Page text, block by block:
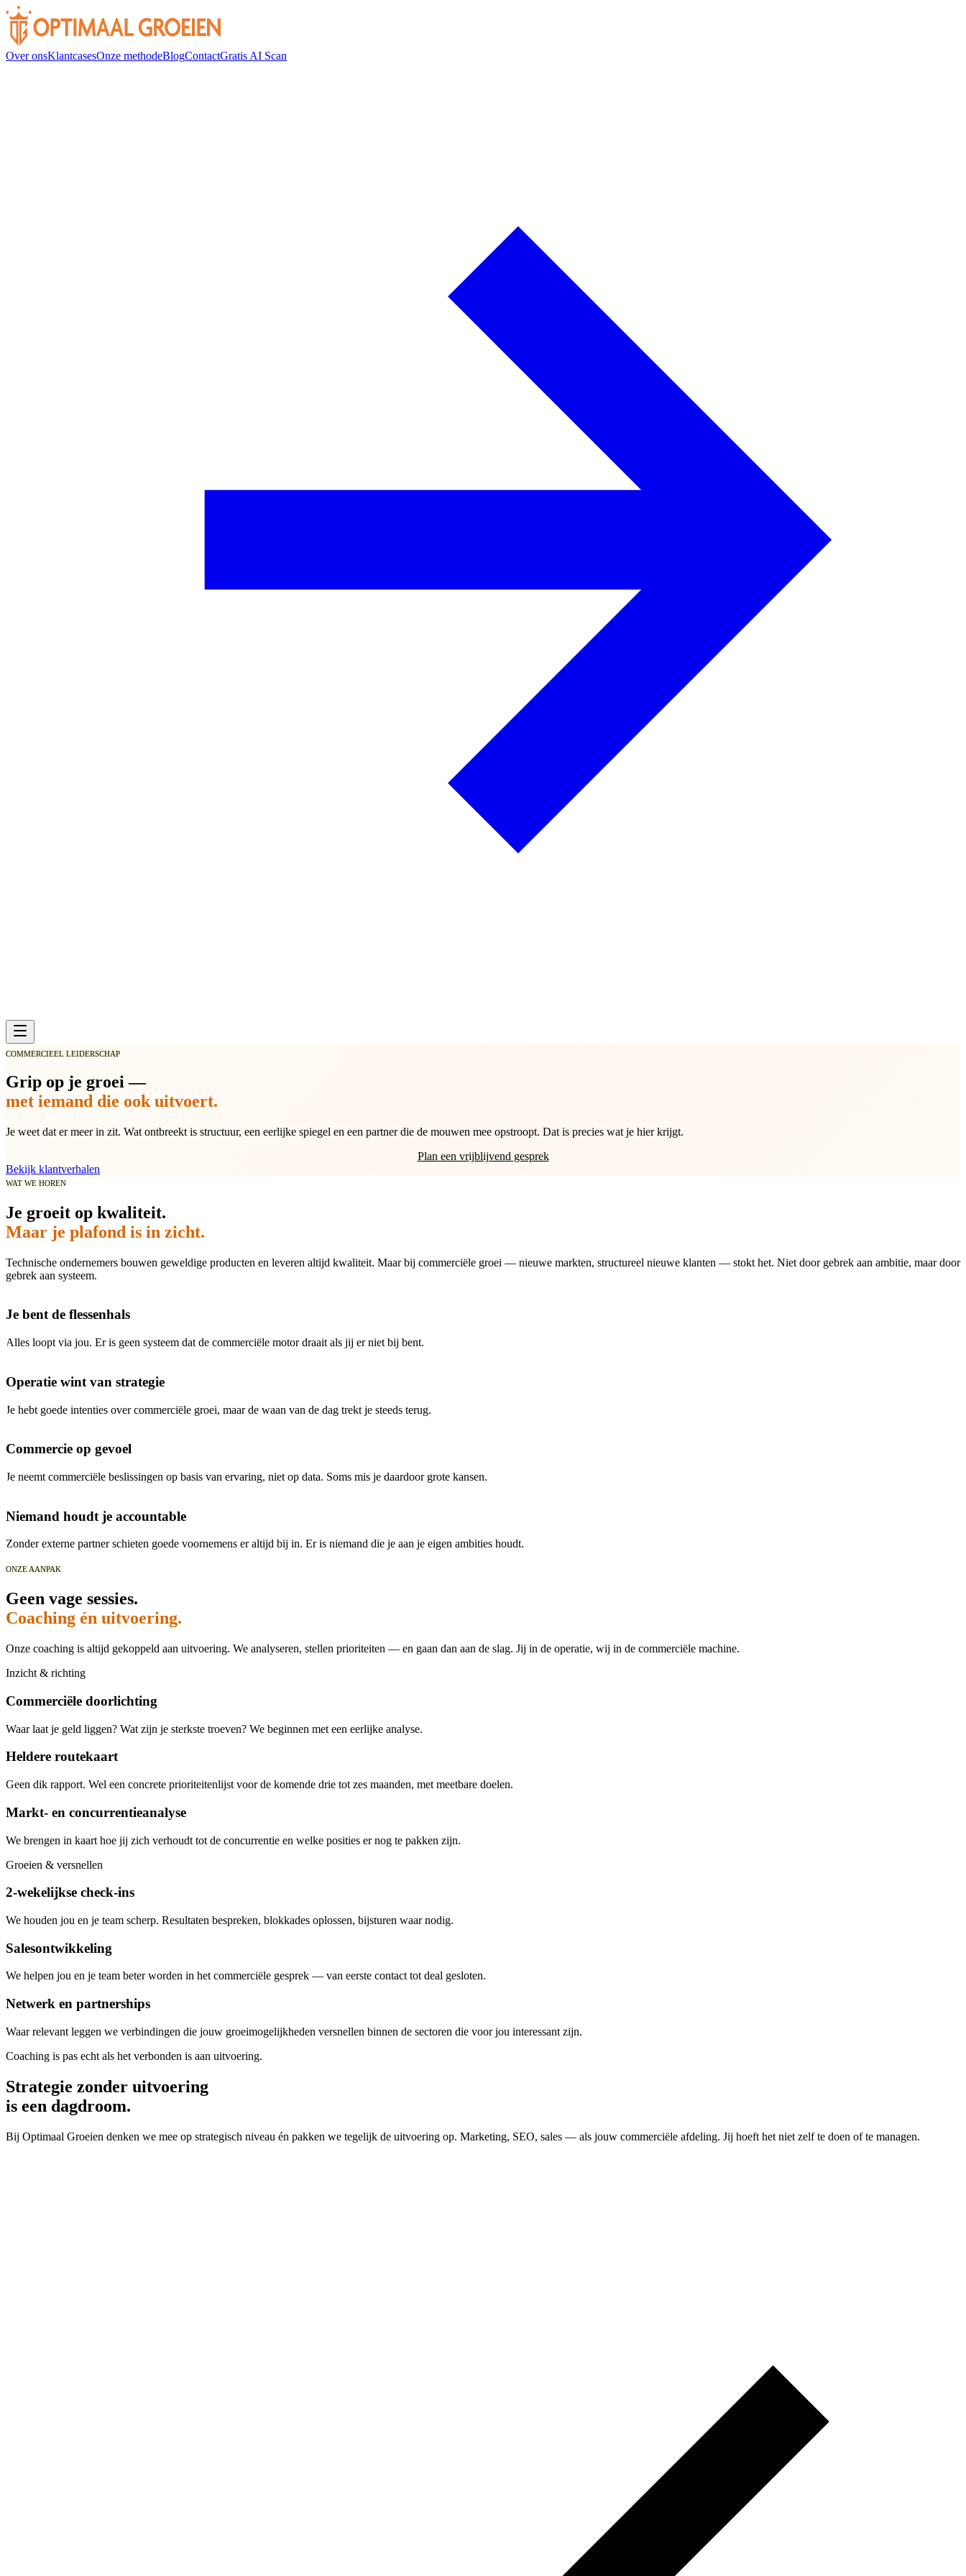
Over onsKlantcasesOnze methodeBlogContactGratis AI Scan
COMMERCIEEL LEIDERSCHAP
Grip op je groei —
met iemand die ook uitvoert.
Je weet dat er meer in zit. Wat ontbreekt is structuur, een eerlijke spiegel en een partner die de mouwen mee opstroopt. Dat is precies wat je hier krijgt.
Plan een vrijblijvend gesprek
Bekijk klantverhalen
WAT WE HOREN
Je groeit op kwaliteit.
Maar je plafond is in zicht.
Technische ondernemers bouwen geweldige producten en leveren altijd kwaliteit. Maar bij commerciële groei — nieuwe markten, structureel nieuwe klanten — stokt het. Niet door gebrek aan ambitie, maar door
gebrek aan systeem.
Je bent de flessenhals
Alles loopt via jou. Er is geen systeem dat de commerciële motor draait als jij er niet bij bent.
Operatie wint van strategie
Je hebt goede intenties over commerciële groei, maar de waan van de dag trekt je steeds terug.
Commercie op gevoel
Je neemt commerciële beslissingen op basis van ervaring, niet op data. Soms mis je daardoor grote kansen.
Niemand houdt je accountable
Zonder externe partner schieten goede voornemens er altijd bij in. Er is niemand die je aan je eigen ambities houdt.
ONZE AANPAK
Geen vage sessies.
Coaching én uitvoering.
Onze coaching is altijd gekoppeld aan uitvoering. We analyseren, stellen prioriteiten — en gaan dan aan de slag. Jij in de operatie, wij in de commerciële machine.
Inzicht & richting
Commerciële doorlichting
Waar laat je geld liggen? Wat zijn je sterkste troeven? We beginnen met een eerlijke analyse.
Heldere routekaart
Geen dik rapport. Wel een concrete prioriteitenlijst voor de komende drie tot zes maanden, met meetbare doelen.
Markt- en concurrentieanalyse
We brengen in kaart hoe jij zich verhoudt tot de concurrentie en welke posities er nog te pakken zijn.
Groeien & versnellen
2-wekelijkse check-ins
We houden jou en je team scherp. Resultaten bespreken, blokkades oplossen, bijsturen waar nodig.
Salesontwikkeling
We helpen jou en je team beter worden in het commerciële gesprek — van eerste contact tot deal gesloten.
Netwerk en partnerships
Waar relevant leggen we verbindingen die jouw groeimogelijkheden versnellen binnen de sectoren die voor jou interessant zijn.
Coaching is pas echt als het verbonden is aan uitvoering.
Strategie zonder uitvoering
is een dagdroom.
Bij Optimaal Groeien denken we mee op strategisch niveau én pakken we tegelijk de uitvoering op. Marketing, SEO, sales — als jouw commerciële afdeling. Jij hoeft het niet zelf te doen of te managen.